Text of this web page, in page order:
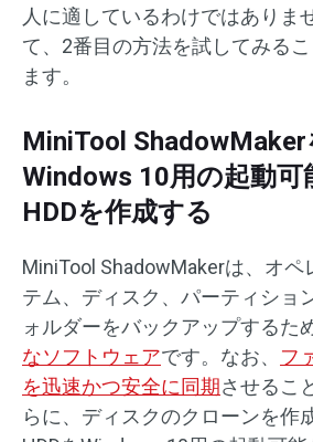
人に適しているわけではありま
て、2番目の方法を試してみる
ます。
MiniTool ShadowMaker
Windows 10用の起動可
HDDを作成する
MiniTool ShadowMakerは、オペ
テム、ディスク、パーティショ
ォルダーをバックアップするた
なソフトウェアです。なお、 フ
を迅速かつ安全に同期させるこ
らに、ディスクのクローンを作